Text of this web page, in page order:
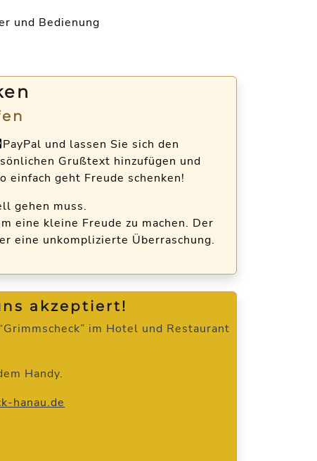
und Bedienung
PayPal und lassen Sie sich den
Grußtext hinzufügen und
einfach geht Freude schenken!
gehen muss.
eine kleine Freude zu machen. Der
eine unkomplizierte Überraschung.
akzeptiert!
im Hotel und Restaurant
Handy.
hanau.de